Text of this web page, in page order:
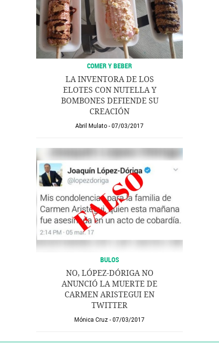
COMER Y BEBER
LA INVENTORA DE LOS
ELOTES CON NUTELLA Y
BOMBONES DEFIENDE SU
CREACIÓN
Abril Mulato 07/03/2017
BULOS
NO, LÓPEZ-DÓRIGA NO
ANUNCIÓ LA MUERTE DE
CARMEN ARISTEGUI EN
TWITTER
Mónica Cruz 07/03/2017